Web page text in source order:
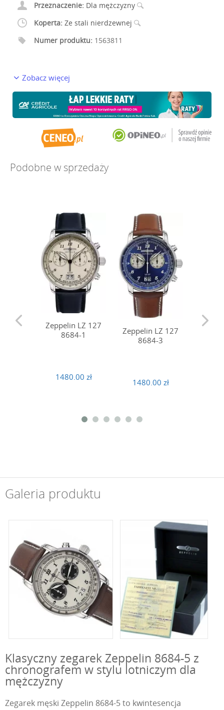
Przeznaczenie: Dla mężczyzny
Koperta: Ze stali nierdzewnej
Numer produktu: 1563811
Zobacz więcej
Podobne w sprzedaży
Zeppelin LZ 127
8684-1
1480.00 zł
Zeppelin LZ 127
8684-3
1480.00 zł
Galeria produktu
Klasyczny zegarek Zeppelin 8684-5 z
chronografem w stylu lotniczym dla
mężczyzny
Zegarek męski Zeppelin 8684-5 to kwintesencja